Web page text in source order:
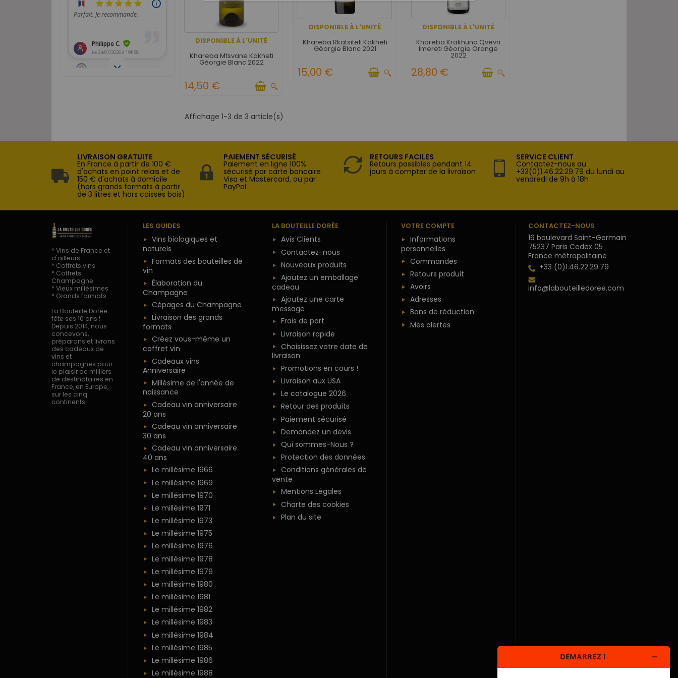
DISPONIBLE À L'UNITÉ
Khareba Mtsvane Kakheti
Géorgie Blanc 2022
14,50 €
DISPONIBLE À L'UNITÉ
Khareba Rkatsiteli Kakheti
Géorgie Blanc 2021
15,00 €
DISPONIBLE À L'UNITÉ
Khareba Krakhuna Qvevri
Imereti Géorgie Orange
2022
28,80 €
Affichage 1-3 de 3 article(s)
LIVRAISON GRATUITE
En France à partir de 100 €
d'achats en point relais et de
150 € d'achats à domicile
(hors grands formats à partir
de 3 litres et hors caisses bois)
PAIEMENT SÉCURISÉ
Paiement en ligne 100%
sécurisé par carte bancaire
Visa et Mastercard, ou par
PayPal
RETOURS FACILES
Retours possibles pendant 14
jours à compter de la livraison
SERVICE CLIENT
Contactez-nous au
+33(0)1.46.22.29.79 du lundi au
vendredi de 9h à 18h
* Vins de France et
d'ailleurs
* Coffrets vins
* Coffrets
Champagne
* Vieux millésimes
* Grands formats
La Bouteille Dorée
fête ses 10 ans !
Depuis 2014, nous
concevons,
préparons et livrons
des cadeaux de
vins et
champagnes pour
le plaisir de milliers
de destinataires en
France, en Europe,
sur les cinq
continents.
LES GUIDES
Vins biologiques et
naturels
Formats des bouteilles de
vin
Élaboration du
Champagne
Cépages du Champagne
Livraison des grands
formats
Créez vous-même un
coffret vin
Cadeaux vins
Anniversaire
Millésime de l'année de
naissance
Cadeau vin anniversaire
20 ans
Cadeau vin anniversaire
30 ans
Cadeau vin anniversaire
40 ans
Le millésime 1966
Le millésime 1969
Le millésime 1970
Le millésime 1971
Le millésime 1973
Le millésime 1975
Le millésime 1976
Le millésime 1978
Le millésime 1979
Le millésime 1980
Le millésime 1981
Le millésime 1982
Le millésime 1983
Le millésime 1984
Le millésime 1985
Le millésime 1986
Le millésime 1988
LA BOUTEILLE DORÉE
Avis Clients
Contactez-nous
Nouveaux produits
Ajoutez un emballage
cadeau
Ajoutez une carte
message
Frais de port
Livraison rapide
Choisissez votre date de
livraison
Promotions en cours !
Livraison aux USA
Le catalogue 2026
Retour des produits
Paiement sécurisé
Demandez un devis
Qui sommes-Nous ?
Protection des données
Conditions générales de
vente
Mentions Légales
Charte des cookies
Plan du site
VOTRE COMPTE
Informations
personnelles
Commandes
Retours produit
Avoirs
Adresses
Bons de réduction
Mes alertes
CONTACTEZ-NOUS
16 boulevard Saint-Germain
75237 Paris Cedex 05
France métropolitaine
+33 (0)1.46.22.29.79
info@labouteilledoree.com